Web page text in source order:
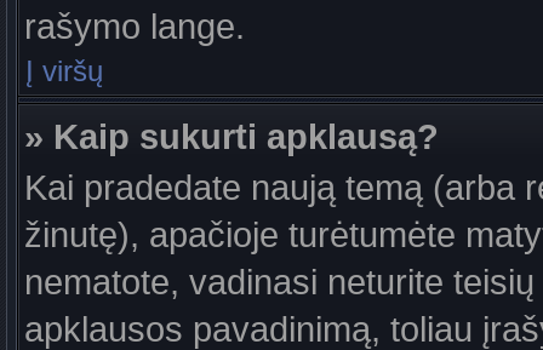
rašymo lange.
Į viršų
» Kaip sukurti apklausą?
Kai pradedate naują temą (arba
žinutę), apačioje turėtumėte
nematote, vadinasi neturite
apklausos pavadinimą, toliau